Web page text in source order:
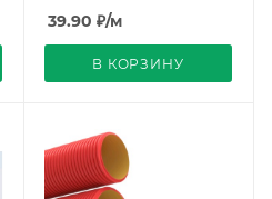
39.90 ₽/м
В КОРЗИНУ